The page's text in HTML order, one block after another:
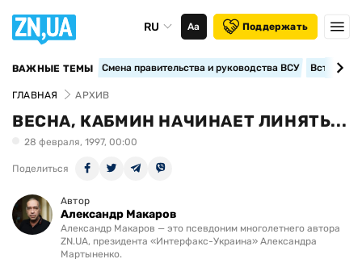
RU Аа Поддержать
ВАЖНЫЕ ТЕМЫ Смена правительства и руководства ВСУ
ГЛАВНАЯ АРХИВ
ВЕСНА, КАБМИН НАЧИНАЕТ ЛИНЯТЬ...
28 февраля, 1997, 00:00
Поделиться
Автор
Александр Макаров
Александр Макаров — это псевдоним многолетнего автора
ZN.UA, президента «Интерфакс-Украина» Александра
Мартыненко.